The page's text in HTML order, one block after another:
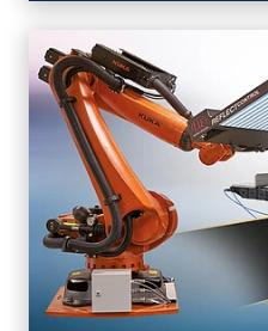
3D-sensoren voor